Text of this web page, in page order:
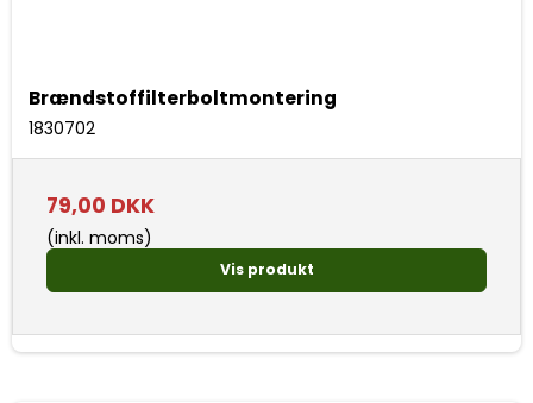
Brændstoffilterboltmontering
1830702
79,00 DKK
(inkl. moms)
Vis produkt